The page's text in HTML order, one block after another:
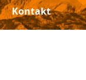
Kontakt